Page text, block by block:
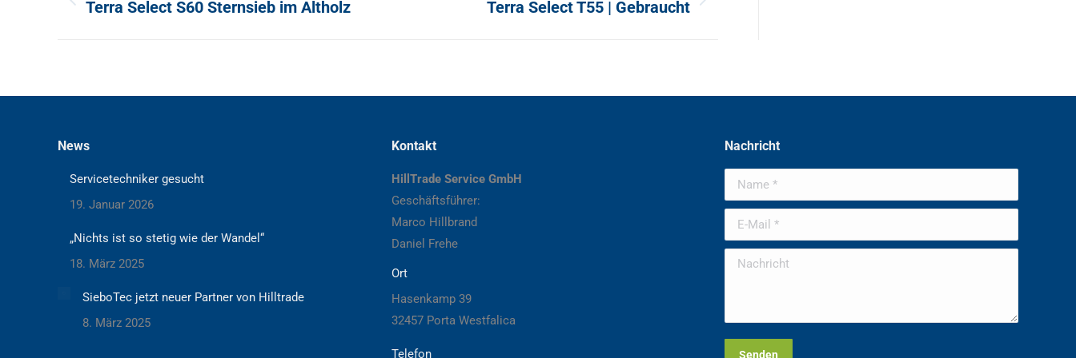
Vorheriger
Terra Select S60 Sternsieb im Altholz Terra Select T55 | Gebraucht
News
Servicetechniker gesucht
19. Januar 2026
„Nichts ist so stetig wie der Wandel“
18. März 2025
SieboTec jetzt neuer Partner von Hilltrade
8. März 2025
Kontakt
HillTrade Service GmbH
Geschäftsführer:
Marco Hillbrand
Daniel Frehe
Ort
Hasenkamp 39
32457 Porta Westfalica
Telefon
Nachricht
Name *
E-Mail *
Nachricht
Senden